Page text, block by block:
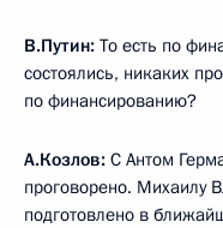
В.Путин: То есть по
состоялись, никаких
по финансированию?
А.Козлов: С Антом
проговорено. Михаилу
подготовлено в